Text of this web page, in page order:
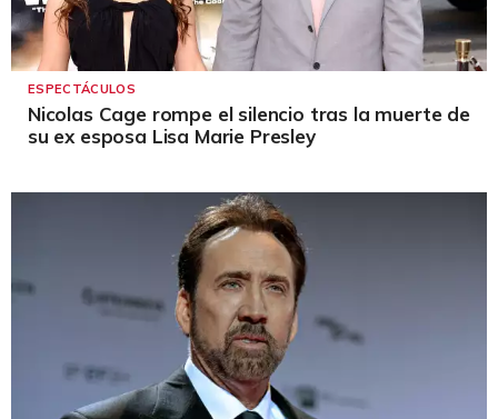
ESPECTÁCULOS
Nicolas Cage rompe el silencio tras la muerte de
su ex esposa Lisa Marie Presley